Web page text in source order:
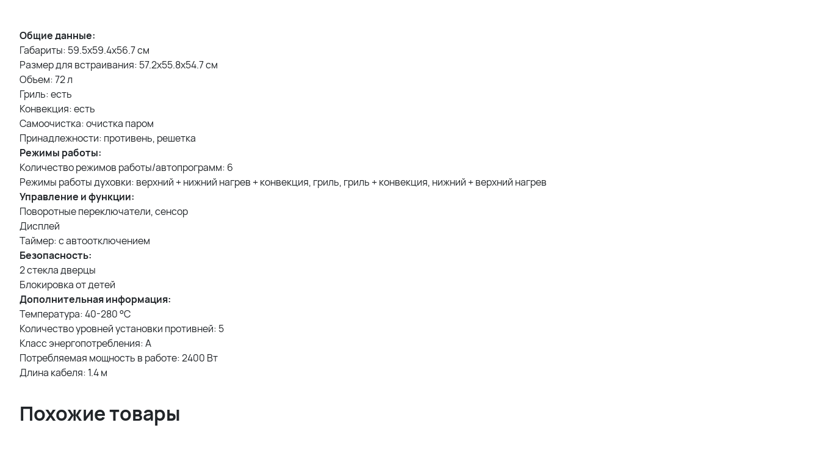
Общие данные:
Габариты: 59.5х59.4х56.7 см
Размер для встраивания: 57.2х55.8х54.7 см
Объем: 72 л
Гриль: есть
Конвекция: есть
Самоочистка: очистка паром
Принадлежности: противень, решетка
Режимы работы:
Количество режимов работы/автопрограмм: 6
Режимы работы духовки: верхний + нижний нагрев + конвекция, гриль, гриль + конвекция, нижний + верхний нагрев
Управление и функции:
Поворотные переключатели, сенсор
Дисплей
Таймер: с автоотключением
Безопасность:
2 стекла дверцы
Блокировка от детей
Дополнительная информация:
Температура: 40-280 °C
Количество уровней установки противней: 5
Класс энергопотребления: A
Потребляемая мощность в работе: 2400 Вт
Длина кабеля: 1.4 м
Похожие товары